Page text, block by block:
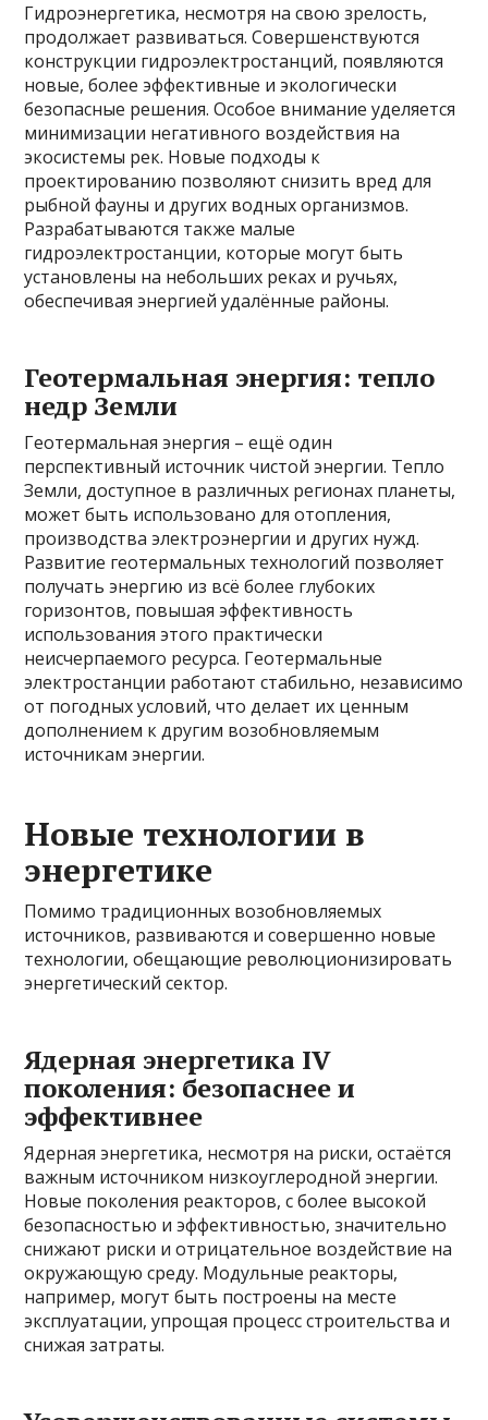
Гидроэнергетика, несмотря на свою зрелость,
продолжает развиваться. Совершенствуются
конструкции гидроэлектростанций, появляются
новые, более эффективные и экологически
безопасные решения. Особое внимание уделяется
минимизации негативного воздействия на
экосистемы рек. Новые подходы к
проектированию позволяют снизить вред для
рыбной фауны и других водных организмов.
Разрабатываются также малые
гидроэлектростанции, которые могут быть
установлены на небольших реках и ручьях,
обеспечивая энергией удалённые районы.
Геотермальная энергия: тепло
недр Земли
Геотермальная энергия – ещё один
перспективный источник чистой энергии. Тепло
Земли, доступное в различных регионах планеты,
может быть использовано для отопления,
производства электроэнергии и других нужд.
Развитие геотермальных технологий позволяет
получать энергию из всё более глубоких
горизонтов, повышая эффективность
использования этого практически
неисчерпаемого ресурса. Геотермальные
электростанции работают стабильно, независимо
от погодных условий, что делает их ценным
дополнением к другим возобновляемым
источникам энергии.
Новые технологии в
энергетике
Помимо традиционных возобновляемых
источников, развиваются и совершенно новые
технологии, обещающие революционизировать
энергетический сектор.
Ядерная энергетика IV
поколения: безопаснее и
эффективнее
Ядерная энергетика, несмотря на риски, остаётся
важным источником низкоуглеродной энергии.
Новые поколения реакторов, с более высокой
безопасностью и эффективностью, значительно
снижают риски и отрицательное воздействие на
окружающую среду. Модульные реакторы,
например, могут быть построены на месте
эксплуатации, упрощая процесс строительства и
снижая затраты.